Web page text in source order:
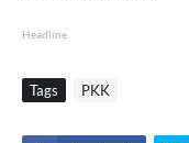
Headline
Tags PKK